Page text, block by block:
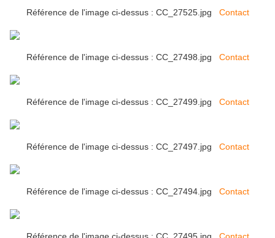
Référence de l'image ci-dessus : CC_27525.jpg Contact
Référence de l'image ci-dessus : CC_27498.jpg Contact
Référence de l'image ci-dessus : CC_27499.jpg Contact
Référence de l'image ci-dessus : CC_27497.jpg Contact
Référence de l'image ci-dessus : CC_27494.jpg Contact